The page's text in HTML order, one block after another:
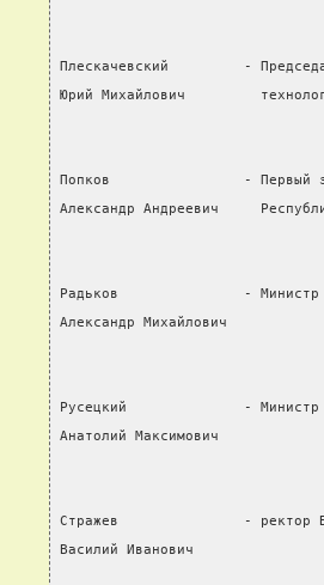
Плескачевский         -
Юрий Михайлович
Попков                - Первый
Александр Андреевич
Радьков               - Министр
Александр Михайлович
Русецкий              - Министр
Анатолий Максимович
Стражев               - ректор
Василий Иванович